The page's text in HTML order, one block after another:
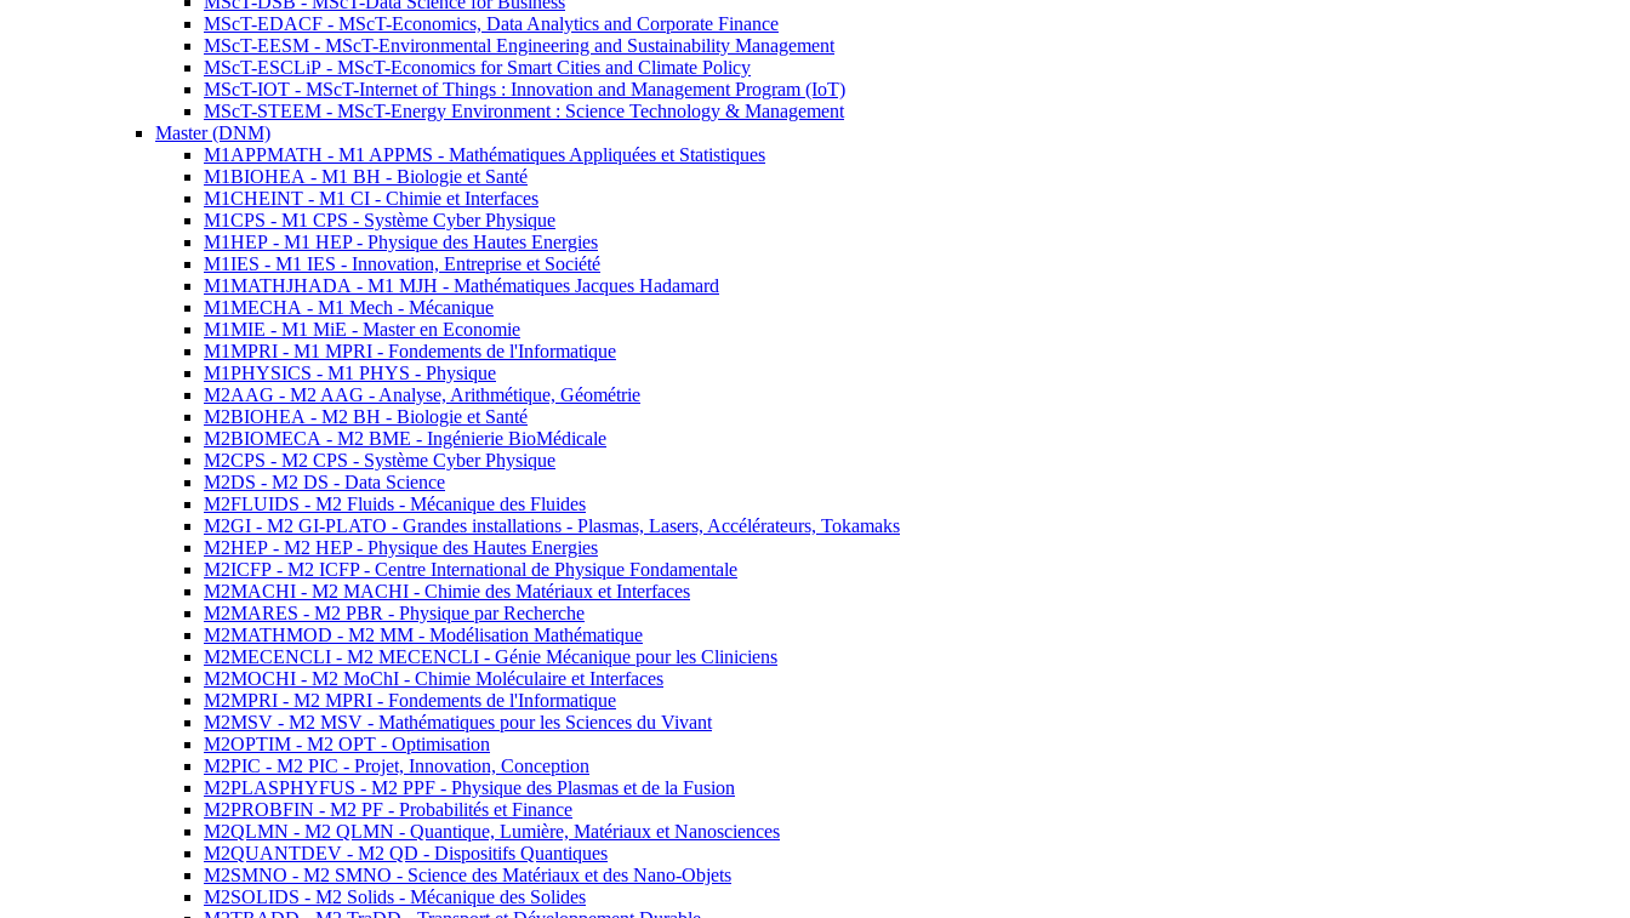
MScT-EDACF - MScT-Economics, Data Analytics and Corporate Finance
MScT-EESM - MScT-Environmental Engineering and Sustainability Management
MScT-ESCLiP - MScT-Economics for Smart Cities and Climate Policy
MScT-IOT - MScT-Internet of Things : Innovation and Management Program (IoT)
MScT-STEEM - MScT-Energy Environment : Science Technology & Management
Master (DNM)
M1APPMATH - M1 APPMS - Mathématiques Appliquées et Statistiques
M1BIOHEA - M1 BH - Biologie et Santé
M1CHEINT - M1 CI - Chimie et Interfaces
M1CPS - M1 CPS - Système Cyber Physique
M1HEP - M1 HEP - Physique des Hautes Energies
M1IES - M1 IES - Innovation, Entreprise et Société
M1MATHJHADA - M1 MJH - Mathématiques Jacques Hadamard
M1MECHA - M1 Mech - Mécanique
M1MIE - M1 MiE - Master en Economie
M1MPRI - M1 MPRI - Fondements de l'Informatique
M1PHYSICS - M1 PHYS - Physique
M2AAG - M2 AAG - Analyse, Arithmétique, Géométrie
M2BIOHEA - M2 BH - Biologie et Santé
M2BIOMECA - M2 BME - Ingénierie BioMédicale
M2CPS - M2 CPS - Système Cyber Physique
M2DS - M2 DS - Data Science
M2FLUIDS - M2 Fluids - Mécanique des Fluides
M2GI - M2 GI-PLATO - Grandes installations - Plasmas, Lasers, Accélérateurs, Tokamaks
M2HEP - M2 HEP - Physique des Hautes Energies
M2ICFP - M2 ICFP - Centre International de Physique Fondamentale
M2MACHI - M2 MACHI - Chimie des Matériaux et Interfaces
M2MARES - M2 PBR - Physique par Recherche
M2MATHMOD - M2 MM - Modélisation Mathématique
M2MECENCLI - M2 MECENCLI - Génie Mécanique pour les Cliniciens
M2MOCHI - M2 MoChI - Chimie Moléculaire et Interfaces
M2MPRI - M2 MPRI - Fondements de l'Informatique
M2MSV - M2 MSV - Mathématiques pour les Sciences du Vivant
M2OPTIM - M2 OPT - Optimisation
M2PIC - M2 PIC - Projet, Innovation, Conception
M2PLASPHYFUS - M2 PPF - Physique des Plasmas et de la Fusion
M2PROBFIN - M2 PF - Probabilités et Finance
M2QLMN - M2 QLMN - Quantique, Lumière, Matériaux et Nanosciences
M2QUANTDEV - M2 QD - Dispositifs Quantiques
M2SMNO - M2 SMNO - Science des Matériaux et des Nano-Objets
M2SOLIDS - M2 Solids - Mécanique des Solides